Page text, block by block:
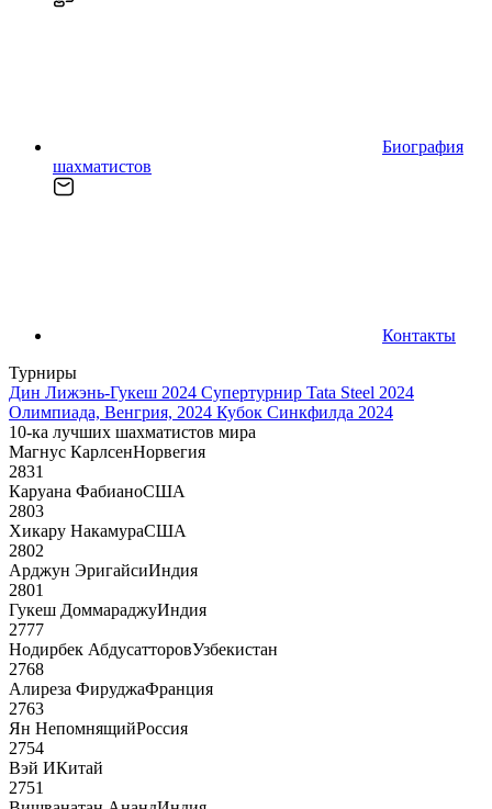
Биография
шахматистов
Контакты
Турниры
Дин Лижэнь-Гукеш 2024 Супертурнир Tata Steel 2024
Олимпиада, Венгрия, 2024 Кубок Синкфилда 2024
10-ка лучших шахматистов мира
Магнус КарлсенНорвегия
2831
Каруана ФабианоСША
2803
Хикару НакамураСША
2802
Арджун ЭригайсиИндия
2801
Гукеш ДоммараджуИндия
2777
Нодирбек АбдусатторовУзбекистан
2768
Алиреза ФируджаФранция
2763
Ян НепомнящийРоссия
2754
Вэй ИКитай
2751